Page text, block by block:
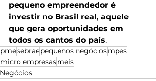
pequeno empreendedor é
investir no Brasil real, aquele
que gera oportunidades em
todos os cantos do país.
pmesebraepequenos negóciosmpes
micro empresasmeis
Negócios